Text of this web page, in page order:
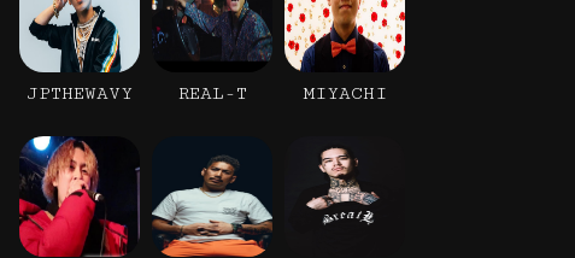
JPTHEWAVY REAL-T MIYACHI